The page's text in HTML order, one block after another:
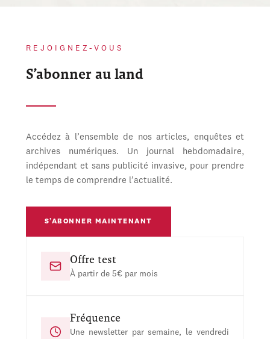
REJOIGNEZ-VOUS
S’abonner au land
Accédez à l’ensemble de nos articles, enquêtes et
archives numériques. Un journal hebdomadaire,
indépendant et sans publicité invasive, pour prendre
le temps de comprendre l’actualité.
S’ABONNER MAINTENANT
Offre test
À partir de 5€ par mois
Fréquence
Une newsletter par semaine, le vendredi